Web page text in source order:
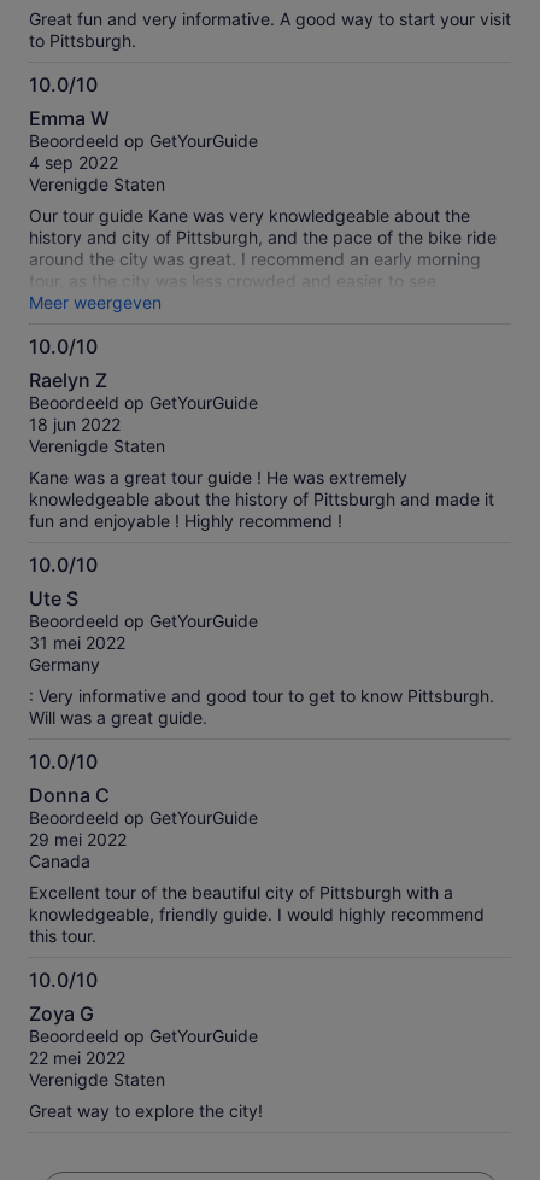
Great fun and very informative. A good way to start your visit
to Pittsburgh.
10.0/10
10.0
van
10
Emma W
Beoordeeld op GetYourGuide
4 sep 2022
Verenigde Staten
Our tour guide Kane was very knowledgeable about the
history and city of Pittsburgh, and the pace of the bike ride
around the city was great. I recommend an early morning
tour, as the city was less crowded and easier to see
everything, and it also allowed for time afterwards to do
things in the city that we saw during our tour. Overall, it was
an enjoyable experience that I would recommend to anyone
want something fun and affordable to do, either alone or with
others.
Meer weergeven
10.0/10
10.0
van
10
Raelyn Z
Beoordeeld op GetYourGuide
18 jun 2022
Verenigde Staten
Kane was a great tour guide ! He was extremely
knowledgeable about the history of Pittsburgh and made it
fun and enjoyable ! Highly recommend !
10.0/10
10.0
van
10
Ute S
Beoordeeld op GetYourGuide
31 mei 2022
Germany
: Very informative and good tour to get to know Pittsburgh.
Will was a great guide.
10.0/10
10.0
van
10
Donna C
Beoordeeld op GetYourGuide
29 mei 2022
Canada
Excellent tour of the beautiful city of Pittsburgh with a
knowledgeable, friendly guide. I would highly recommend
this tour.
10.0/10
10.0
van
10
Zoya G
Beoordeeld op GetYourGuide
22 mei 2022
Verenigde Staten
Great way to explore the city!